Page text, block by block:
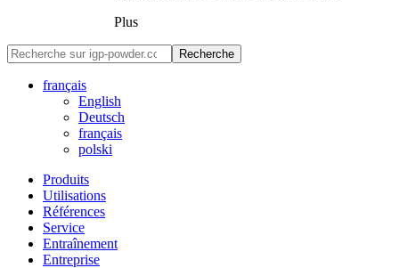
Plus
Recherche
français
English
Deutsch
français
polski
Produits
Utilisations
Références
Service
Entraînement
Entreprise